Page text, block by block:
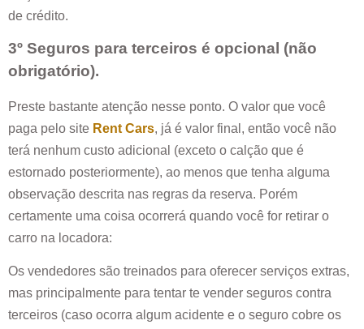
de crédito.
3º Seguros para terceiros é opcional (não
obrigatório).
Preste bastante atenção nesse ponto. O valor que você
paga pelo site Rent Cars, já é valor final, então você não
terá nenhum custo adicional (exceto o calção que é
estornado posteriormente), ao menos que tenha alguma
observação descrita nas regras da reserva. Porém
certamente uma coisa ocorrerá quando você for retirar o
carro na locadora:
Os vendedores são treinados para oferecer serviços extras,
mas principalmente para tentar te vender seguros contra
terceiros (caso ocorra algum acidente e o seguro cobre os